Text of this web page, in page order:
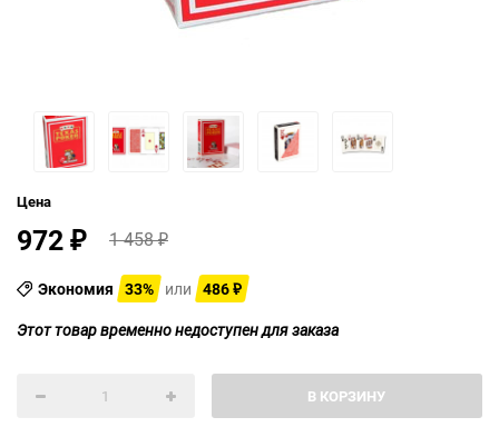
Цена
972 ₽ 1 458₽
Экономия 33% или 486 ₽
Этот товар временно недоступен для заказа
В КОРЗИНУ